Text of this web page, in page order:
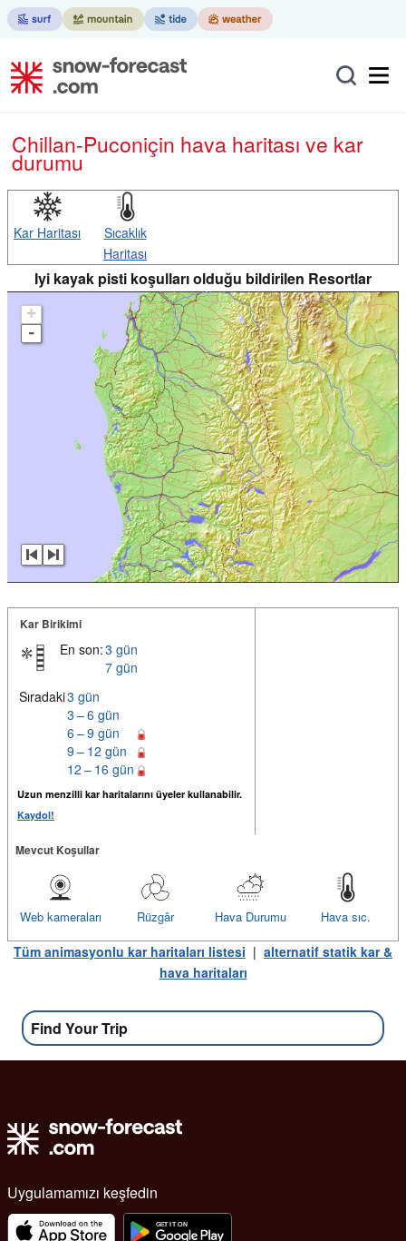
Chillan-Puconiçin hava haritası ve kar
durumu
Kar Haritası
Sıcaklık
Haritası
Iyi kayak pisti koşulları olduğu bildirilen Resortlar
+
-
Kar Birikimi
En son:3 gün
7 gün
Sıradaki3 gün
3 – 6 gün
6 – 9 gün
9 – 12 gün
12 – 16 gün
Uzun menzilli kar haritalarını üyeler kullanabilir.
Kaydol!
Mevcut Koşullar
Hava sıc.
Hava Durumu
Rüzgâr
Web kameraları
Tüm animasyonlu kar haritaları listesi | alternatif statik kar &
hava haritaları
Find Your Trip
Uygulamamızı keşfedin